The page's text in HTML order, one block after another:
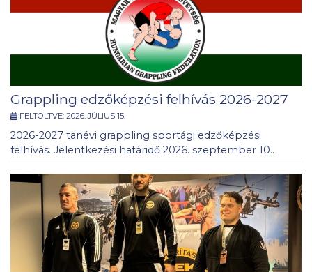
Grappling edzőképzési felhívás 2026-2027
FELTÖLTVE: 2026. JÚLIUS 15.
2026-2027 tanévi grappling sportági edzőképzési
felhívás. Jelentkezési határidő 2026. szeptember 10..